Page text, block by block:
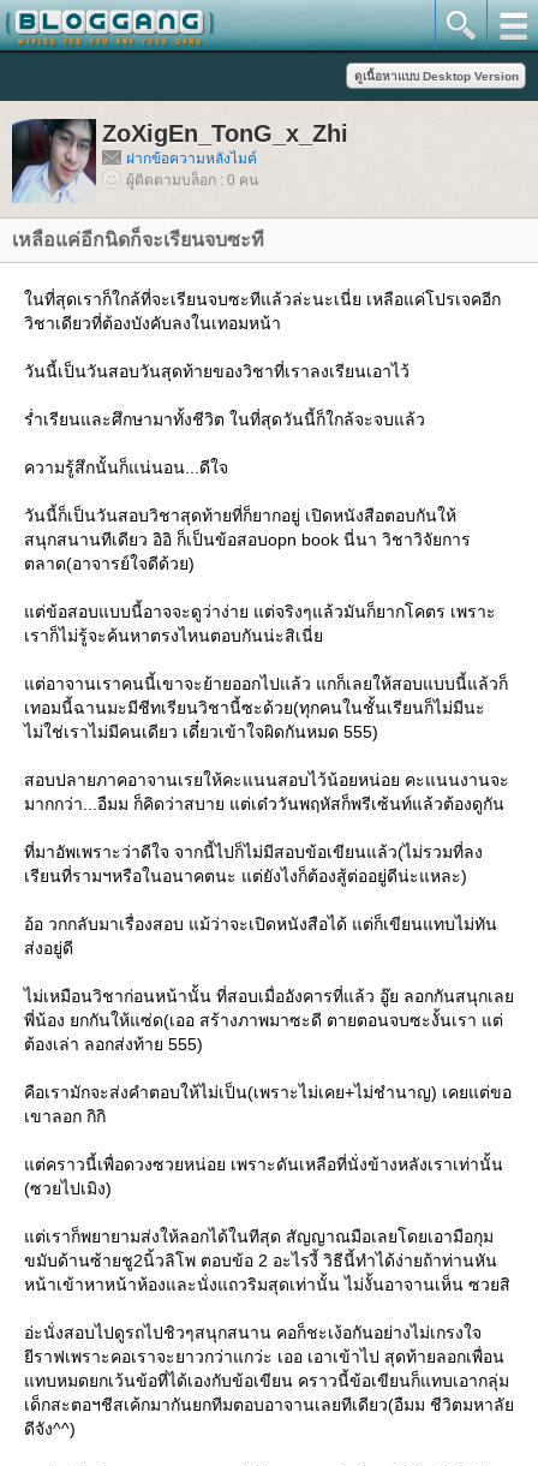
ZoXigEn_TonG_x_Zhi
ฝากข้อความหลังไมค์
ผู้ติดตามบล็อก : 0 คน
เหลือแค่อีกนิดก็จะเรียนจบซะที
นที่สุดเราก็ใกล้ที่จะเรียนจบซะทีแล้วล่ะนะเนี่ย เหลือแค่โปรเจคอีก
วิชาเดียวที่ต้องบังคับลงในเทอมหน้า
วันนี้เป็นวันสอบวันสุดท้ายของวิชาที่เราลงเรียนเอาไว้
ร่ำเรียนและศึกษามาทั้งชีวิต ในที่สุดวันนี้ก็ใกล้จะจบแล้ว
ความรู้สึกนั้นก็แน่นอน...ดีใจ
วันนี้ก็เป็นวันสอบวิชาสุดท้ายที่ก็ยากอยู่ เปิดหนังสือตอบกันให้
สนุกสนานทีเดียว อิอิ ก็เป็นข้อสอบopn book นี่นา วิชาวิจัยการ
ตลาด(อาจารย์ใจดีด้วย)
ต่ข้อสอบแบบนี้อาจจะดูว่าง่าย แต่จริงๆแล้วมันก็ยากโคตร เพราะ
เราก็ไม่รู้จะค้นหาตรงไหนตอบกันน่ะสิเนี่
ต่อาจานเราคนนี้เขาจะย้ายออกไปแล้ว แกก็เลยให้สอบแบบนี้แล้วก็
เทอมนี้ฉานมะมีชีทเรียนวิชานี้ซะด้วย(ทุกคนในชั้นเรียนก็ไม่มีนะ
ไม่ใช่เราไม่มีคนเดียว เดี๋ยวเข้าใจผิดกันหมด 555)
สอบปลายภาคอาจานเรยให้คะแนนสอบไว้น้อยหน่อย คะแนนงานจะ
มากกว่า...อืมม ก็คิดว่าสบาย แต่เด๋ววันพฤหัสก็พรีเซ้นท์แล้วต้องดูกัน
ที่มาอัพเพราะว่าดีใจ จากนี้ไปก็ไม่มีสอบข้อเขียนแล้ว(ไม่รวมที่ลง
เรียนที่รามฯหรือในอนาคตนะ แต่ยังไงก็ต้องสู้ต่ออยู่ดีน่ะแหละ)
อ้อ วกกลับมาเรื่องสอบ แม้ว่าจะเปิดหนังสือได้ แต่ก็เขียนแทบไม่ทัน
ส่งอยู่ดี
ไม่เหมือนวิชาก่อนหน้านั้น ที่สอบเมื่ออังคารที่แล้ว อู๊ย ลอกกันสนุกเล
พี่น้อง ยกกันให้แซ่ด(เออ สร้างภาพมาซะดี ตายตอนจบซะงั้นเรา แต่
ต้องเล่า ลอกส่งท้าย 555)
คือเรามักจะส่งคำตอบให้ไม่เป็น(เพราะไม่เคย+ไม่ชำนาญ) เคยแต่ขอ
เขาลอก กิกิ
ต่คราวนี้เพื่อดวงซวยหน่อย เพราะดันเหลือที่นั่งข้างหลังเราเท่านั้น
(ซวยไปเมิง)
ต่เราก็พยายามส่งให้ลอกได้ในทีสุด สัญญาณมือเลยโดยเอามือกุม
ขมับด้านซ้ายชู2นิ้วลิโพ ตอบข้อ 2 อะไรงี้ วิธีนี้ทำได้ง่ายถ้าท่านหัน
หน้าเข้าหาหน้าห้องและนั่งแถวริมสุดเท่านั้น ไม่งั้นอาจานเห็น ซวยสิ
อ่ะนั่งสอบไปดูรถไปชิวๆสนุกสนาน คอก็ชะเง้อกันอย่างไม่เกรงใจ
ีราฟเพราะคอเราจะยาวกว่าแกว่ะ เออ เอาเข้าไป สุดท้ายลอกเพื่อน
ทบหมดยกเว้นข้อที่ได้เองกับข้อเขียน คราวนี้ข้อเขียนก็แทบเอากลุ่ม
เด็กสะตอฯชีสเค้กมากันยกทีมตอบอาจานเลยทีเดียว(อืมม ชีวิตมหาลั
ดีจัง^^)